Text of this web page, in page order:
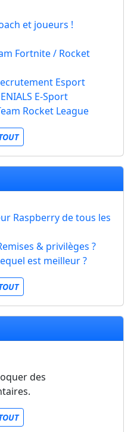
et joueurs !
Fortnite / Rocket
Esport
E-Sport
Rocket League
Raspberry de tous les
& privilèges ?
est meilleur ?
des